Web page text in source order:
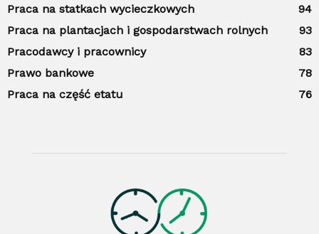
Praca na statkach wycieczkowych
94
Praca na plantacjach i gospodarstwach rolnych
93
Pracodawcy i pracownicy
83
Prawo bankowe
78
Praca na część etatu
76